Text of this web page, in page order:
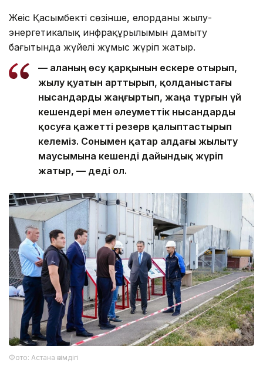
Жеңіс Қасымбектің сөзінше, елорданың жылу-
энергетикалық инфрақұрылымын дамыту
бағытында жүйелі жұмыс жүріп жатыр.
— Қаланың өсу қарқынын ескере отырып,
жылу қуатын арттырып, қолданыстағы
нысандарды жаңғыртып, жаңа тұрғын үй
кешендері мен әлеуметтік нысандарды
қосуға қажетті резерв қалыптастырып
келеміз. Сонымен қатар алдағы жылыту
маусымына кешенді дайындық жүріп
жатыр, — деді ол.
Фото: Астана әкімдігі